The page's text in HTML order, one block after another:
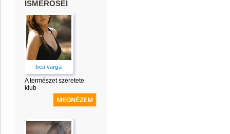
ISMERŐSEI
bea varga
A természet szeretete
klub